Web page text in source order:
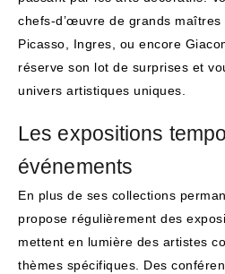
chefs-d’œuvre de grands maîtres
Picasso, Ingres, ou encore
réserve son lot de surprises et
univers artistiques uniques.
Les expositions
événements
En plus de ses collections
propose régulièrement des
mettent en lumière des artistes
thèmes spécifiques. Des